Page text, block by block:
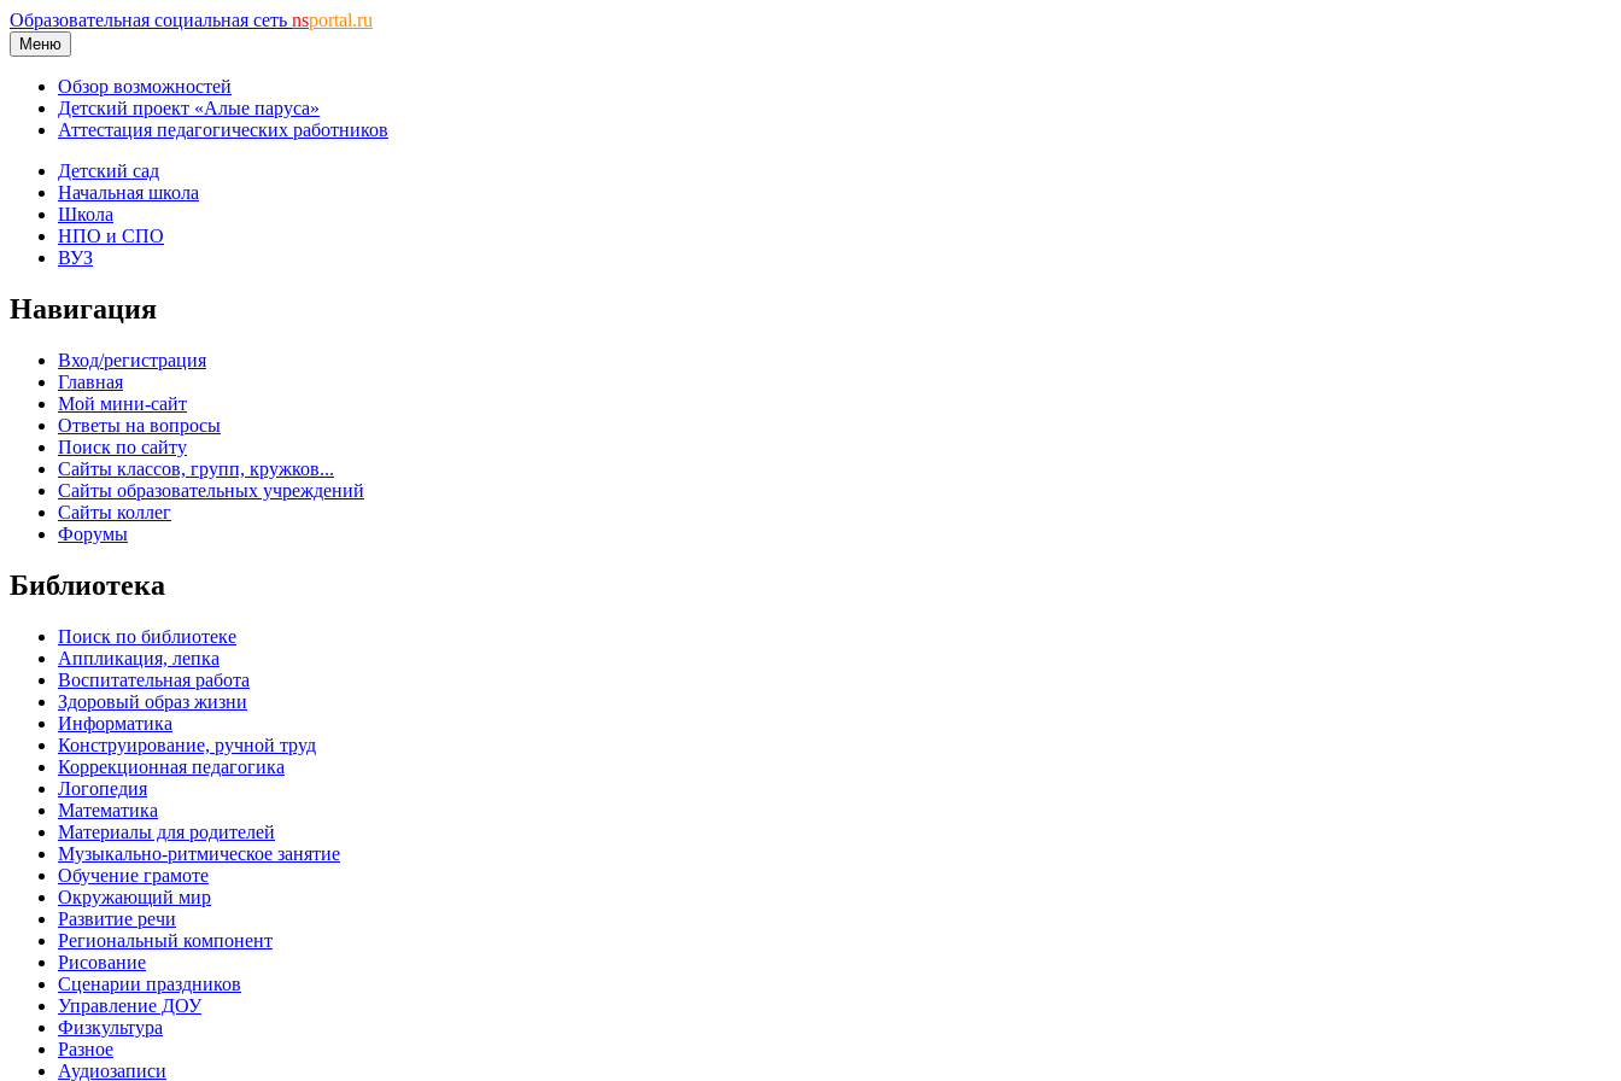
Образовательная социальная сеть nsportal.ru
Меню
Обзор возможностей
Детский проект «Алые паруса»
Аттестация педагогических работников
Детский сад
Начальная школа
Школа
НПО и СПО
ВУЗ
Навигация
Вход/регистрация
Главная
Мой мини-сайт
Ответы на вопросы
Поиск по сайту
Сайты классов, групп, кружков...
Сайты образовательных учреждений
Сайты коллег
Форумы
Библиотека
Поиск по библиотеке
Аппликация, лепка
Воспитательная работа
Здоровый образ жизни
Информатика
Конструирование, ручной труд
Коррекционная педагогика
Логопедия
Математика
Материалы для родителей
Музыкально-ритмическое занятие
Обучение грамоте
Окружающий мир
Развитие речи
Региональный компонент
Рисование
Сценарии праздников
Управление ДОУ
Физкультура
Разное
Аудиозаписи